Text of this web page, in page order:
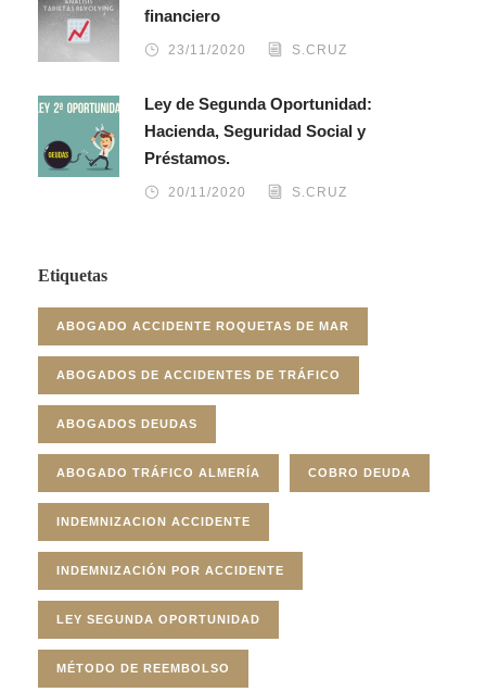
financiero
23/11/2020 S.CRUZ
Ley de Segunda Oportunidad:
Hacienda, Seguridad Social y
Préstamos.
20/11/2020 S.CRUZ
Etiquetas
ABOGADO ACCIDENTE ROQUETAS DE MAR
ABOGADOS DE ACCIDENTES DE TRÁFICO
ABOGADOS DEUDAS
ABOGADO TRÁFICO ALMERÍA COBRO DEUDA
INDEMNIZACION ACCIDENTE
INDEMNIZACIÓN POR ACCIDENTE
LEY SEGUNDA OPORTUNIDAD
MÉTODO DE REEMBOLSO